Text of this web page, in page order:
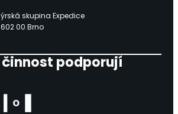
skupina Expedice
00 Brno
činnost podporují